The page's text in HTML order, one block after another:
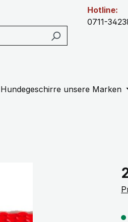
Hotline:
0711-
Hundegeschirre unsere Marken